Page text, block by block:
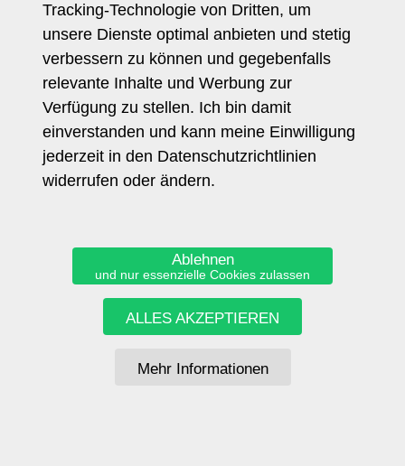
Journalistin
Referenzprojekte
Health Report
Trendcoach Blog
Home
c.muehlhausen@trendcoach.de
Tracking-Technologie von Dritten, um
unsere Dienste optimal anbieten und stetig
verbessern zu können und gegebenfalls
relevante Inhalte und Werbung zur
Verfügung zu stellen. Ich bin damit
einverstanden und kann meine Einwilligung
jederzeit in den Datenschutzrichtlinien
widerrufen oder ändern.
Ablehnen
und nur essenzielle Cookies zulassen
ALLES AKZEPTIEREN
Mehr Informationen